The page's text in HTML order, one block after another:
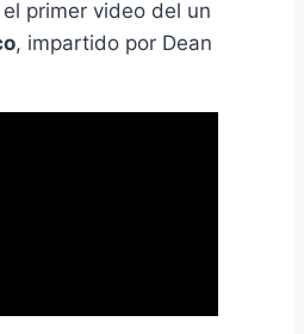
primer video del un
, impartido por Dean